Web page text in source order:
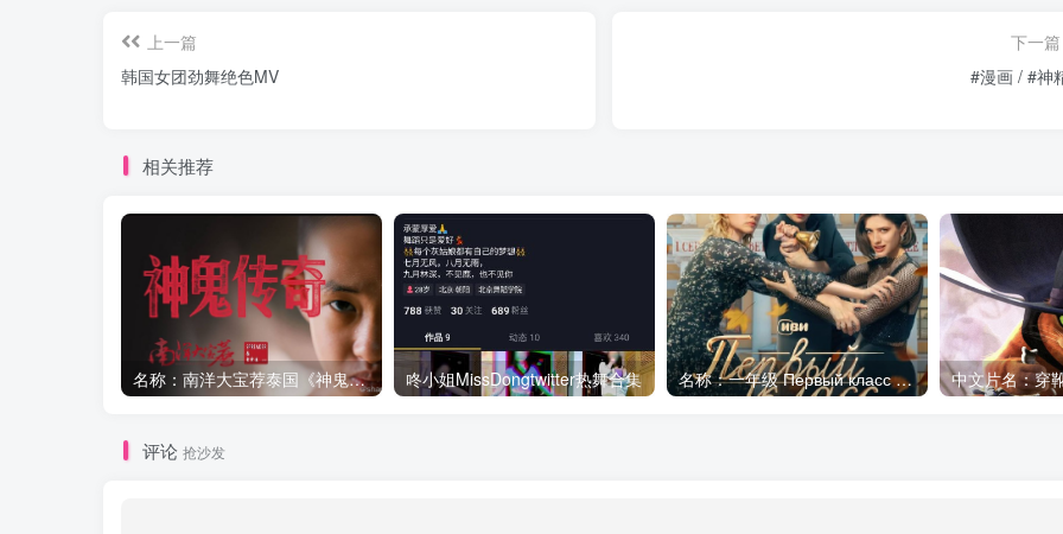
上一篇
韩国女团劲舞绝色MV
下一篇
#漫画 / #
相关推荐
名称：南洋大宝荐泰国《神鬼传奇》上 咚小姐MissDongtwitter热舞合集 名称：一年级 Первый класс (2024) [1080P] [俄语中字] 中文片名：穿
评论 抢沙发